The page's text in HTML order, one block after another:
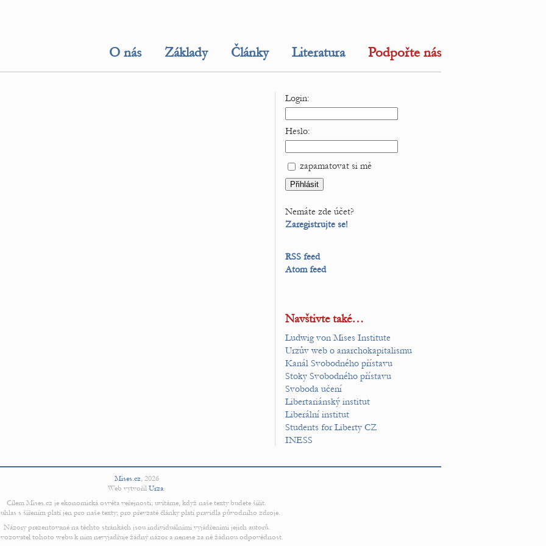
O nás Základy Články Literatura Podpořte nás
Login:
Heslo:
zapamatovat si mě
Nemáte zde účet?
Zaregistrujte se!
RSS feed
Atom feed
Navštivte také…
Ludwig von Mises Institute
Urzův web o anarchokapitalismu
Kanál Svobodného přístavu
Stoky Svobodného přístavu
Svoboda učení
Libertariánský institut
Liberální institut
Students for Liberty CZ
INESS
Mises.cz, 2026
Web vytvořil Urza.
Cílem Mises.cz je ekonomická osvěta veřejnosti; uvítáme, když naše texty budete šířit.
s šířením platí jen pro naše texty; pro převzaté články platí pravidla původního zdroje.
Názory prezentované na těchto stránkách jsou individuálními vyjádřeními jejich autorů.
tohoto webu k nim nevyjadřuje žádný názor a nenese za ně žádnou odpovědnost.